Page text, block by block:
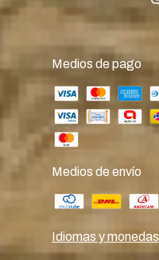
Medios de pago
Medios de envío
Idiomas y monedas